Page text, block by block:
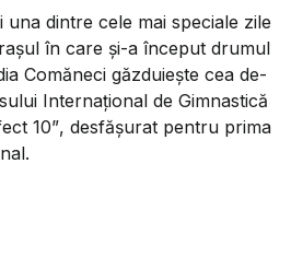
una dintre cele mai speciale zile
în care și-a început drumul
Comăneci găzduiește cea de-
Internațional de Gimnastică
10”, desfășurat pentru prima